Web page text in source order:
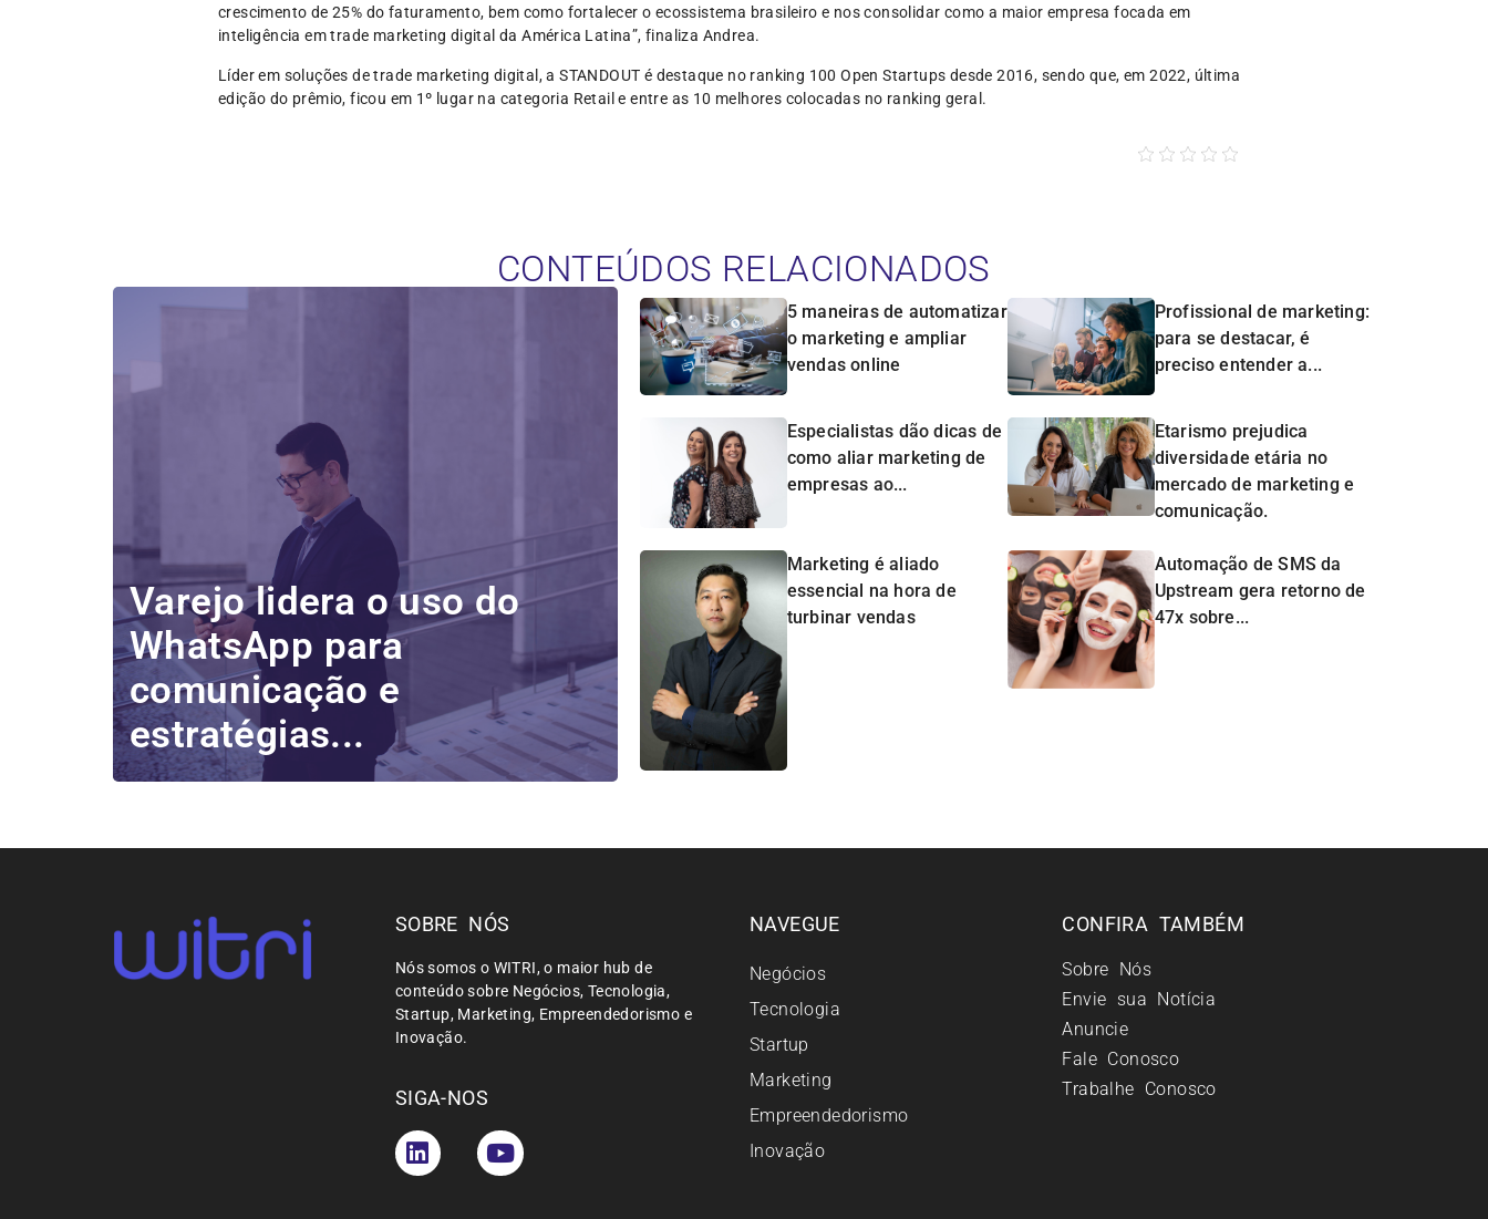
crescimento de 25% do faturamento, bem como fortalecer o ecossistema brasileiro e nos consolidar como a maior empresa focada em
inteligência em trade marketing digital da América Latina”, finaliza Andrea.
Líder em soluções de trade marketing digital, a STANDOUT é destaque no ranking 100 Open Startups desde 2016, sendo que, em 2022, última
edição do prêmio, ficou em 1º lugar na categoria Retail e entre as 10 melhores colocadas no ranking geral.
CONTEÚDOS RELACIONADOS
Varejo lidera o uso do
WhatsApp para
comunicação e
estratégias...
5 maneiras de automatizar
o marketing e ampliar
vendas online
Profissional de marketing:
para se destacar, é
preciso entender a...
Especialistas dão dicas de
como aliar marketing de
empresas ao...
Etarismo prejudica
diversidade etária no
mercado de marketing e
comunicação.
Marketing é aliado
essencial na hora de
turbinar vendas
Automação de SMS da
Upstream gera retorno de
47x sobre...
SOBRE NÓS
Nós somos o WITRI, o maior hub de
conteúdo sobre Negócios, Tecnologia,
Startup, Marketing, Empreendedorismo e
Inovação.
SIGA-NOS
NAVEGUE
Negócios
Tecnologia
Startup
Marketing
Empreendedorismo
Inovação
CONFIRA TAMBÉM
Sobre Nós
Envie sua Notícia
Anuncie
Fale Conosco
Trabalhe Conosco